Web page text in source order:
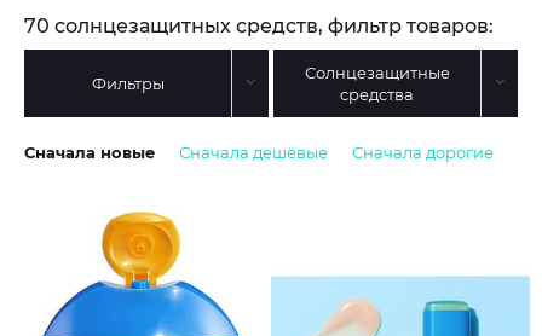
70 солнцезащитных средств, фильтр товаров:
Фильтры
Солнцезащитные
средства
Сначала новые Сначала дешёвые Сначала дорогие